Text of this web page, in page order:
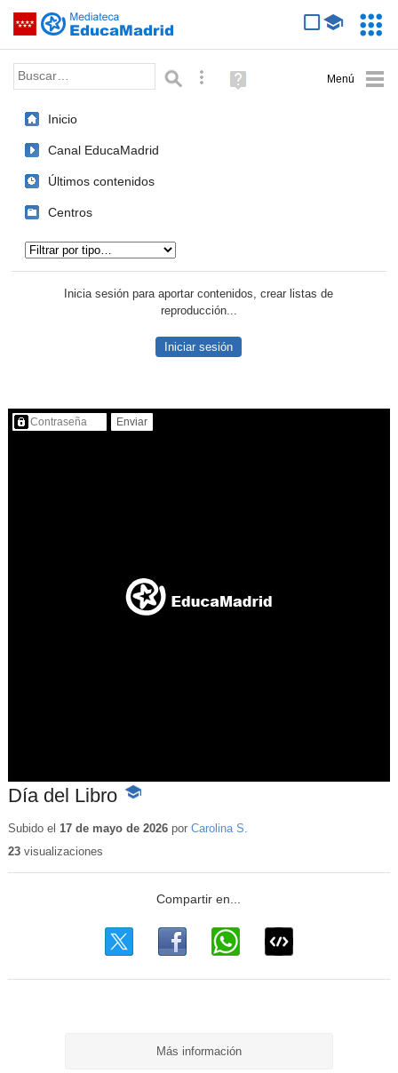
Saltar navegación
Palabra o frase: Búsqueda avanzada
Ayuda
(en
Inicio
Canal EducaMadrid
Últimos contenidos
Centros
Inicia sesión para aportar contenidos, crear listas de
reproducción...
Iniciar sesión
Contenido protegido…
Día del Libro -
educativo
Subido el 17 de mayo de 2026por Carolina S.
23visualizaciones
Más información